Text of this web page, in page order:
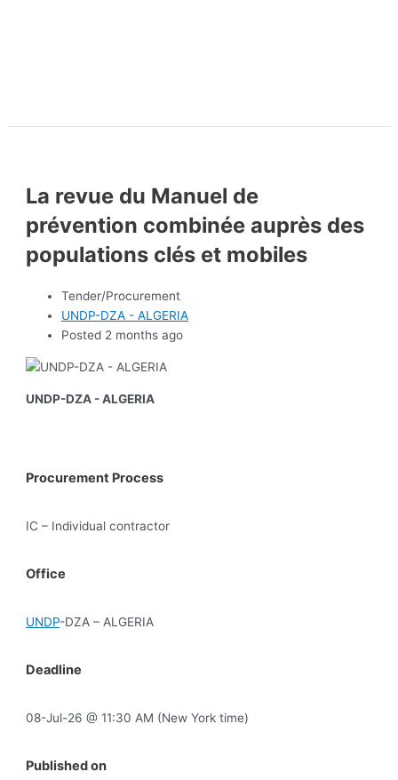
La revue du Manuel de
prévention combinée auprès des
populations clés et mobiles
Tender/Procurement
UNDP-DZA - ALGERIA
Posted 2 months ago
UNDP-DZA - ALGERIA
Procurement Process
IC – Individual contractor
Office
UNDP-DZA – ALGERIA
Deadline
08-Jul-26 @ 11:30 AM (New York time)
Published on